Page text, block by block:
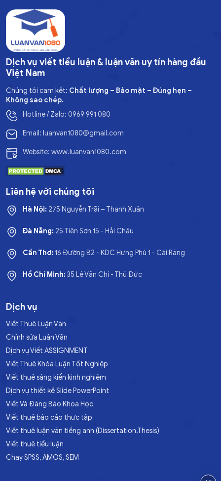
Dịch vụ viết tiểu luận & luận văn uy tín hàng đầu
Việt Nam
Chúng tôi cam kết: Chất lượng – Bảo mật – Đúng hẹn –
Không sao chép.
Hotline / Zalo: 0969 991 080
Email: luanvan1080@gmail.com
Website: www.luanvan1080.com
Liên hệ với chúng tôi
Hà Nội: 275 Nguyễn Trãi – Thanh Xuân
Đà Nẵng: 25 Tiên Sơn 15 - Hải Châu
Cần Thơ:16 Đường B2 - KDC Hưng Phú 1 - Cái Răng
Hồ Chí Minh:35 Lê Văn Chí - Thủ Đức
Dịch vụ
Viết Thuê Luận Văn
Chỉnh sửa Luận Văn
Dịch vụ Viết ASSIGNMENT
Viết Thuê Khóa Luận Tốt Nghiệp
Viết thuê sáng kiến kinh nghiệm
Dịch vụ thiết kế Slide PowerPoint
Viết Và Đăng Báo Khoa Học
Viết thuê báo cáo thực tập
Viết thuê luận văn tiếng anh (Dissertation,Thesis)
Viết thuê tiểu luận
Chạy SPSS, AMOS, SEM